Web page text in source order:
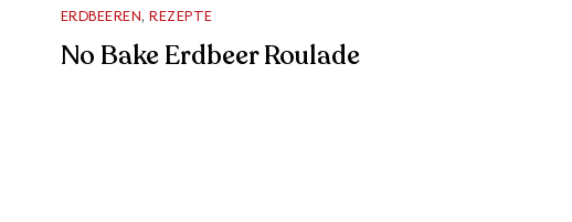
ERDBEEREN,REZEPTE
No Bake Erdbeer Roulade